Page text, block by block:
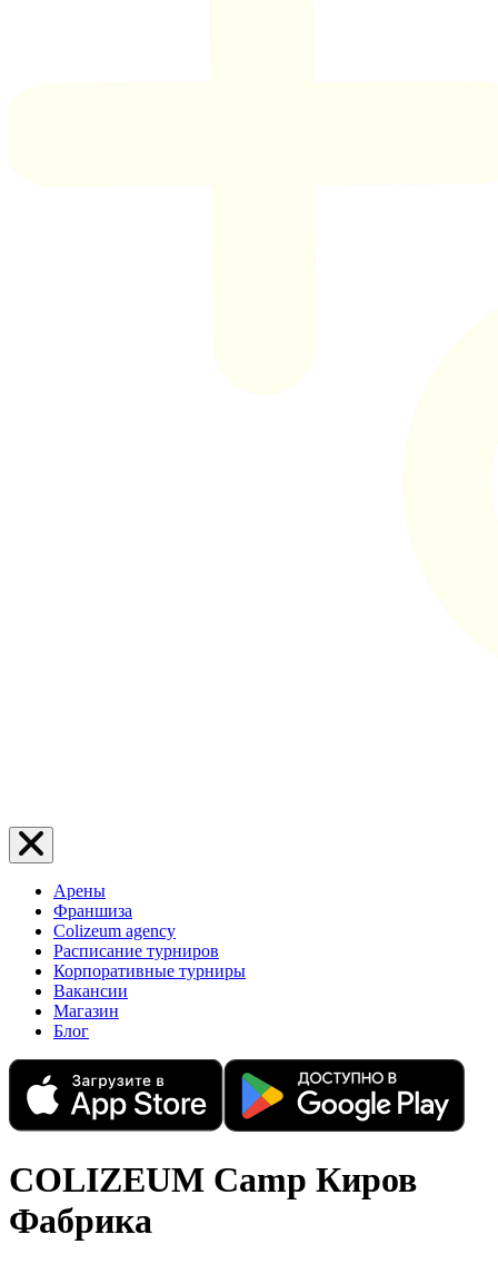
Арены
Франшиза
Colizeum agency
Расписание турниров
Корпоративные турниры
Вакансии
Магазин
Блог
COLIZEUM Camp Киров
Фабрика